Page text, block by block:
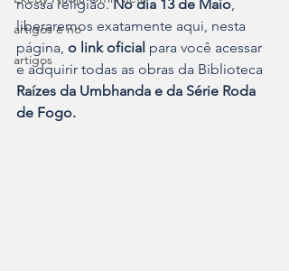
artigos e no
artigos
nossa religião. No dia 13 de Maio,
liberaremos exatamente aqui, nesta
página, o link oficial para você acessar
e adquirir todas as obras da Biblioteca
Raízes da Umbhanda e da Série Roda
de Fogo.